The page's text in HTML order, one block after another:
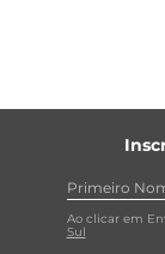
Ao clicar em
Sul